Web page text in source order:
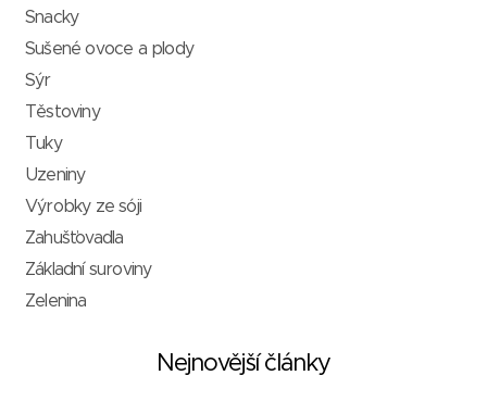
Snacky
Sušené ovoce a plody
Sýr
Těstoviny
Tuky
Uzeniny
Výrobky ze sóji
Zahušťovadla
Základní suroviny
Zelenina
Nejnovější články